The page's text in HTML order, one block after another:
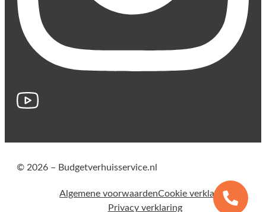
© 2026 – Budgetverhuisservice.nl
Algemene voorwaardenCookie verklaring
Privacy verklaring